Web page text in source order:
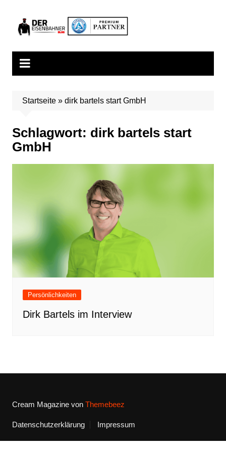
springen
Startseite» dirk bartels start GmbH
Schlagwort: dirk bartels start
GmbH
Persönlichkeiten
Dirk Bartels im Interview
Cream Magazine von Themebeez
Datenschutzerklärung Impressum